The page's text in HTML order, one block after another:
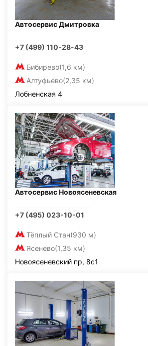
Автосервис Дмитровка
+7 (499) 110-28-43
Бибирево(1,6 км)
Алтуфьево(2,35 км)
Лобненская 4
Автосервис Новоясеневская
+7 (495) 023-10-01
Тёплый Стан(930 м)
Ясенево(1,35 км)
Новоясеневский пр, 8с1